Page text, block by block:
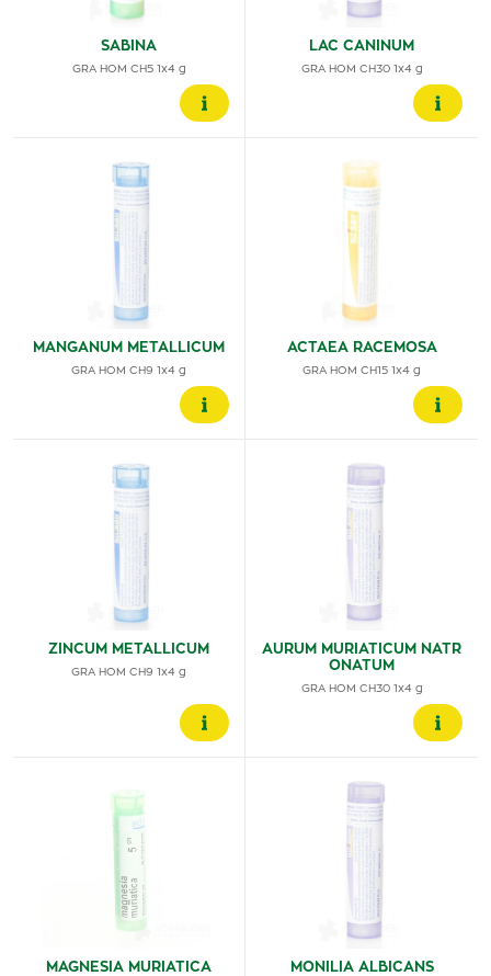
SABINA
GRA HOM CH5 1x4 g
LAC CANINUM
GRA HOM CH30 1x4 g
MANGANUM METALLICUM
GRA HOM CH9 1x4 g
ACTAEA RACEMOSA
GRA HOM CH15 1x4 g
ZINCUM METALLICUM
GRA HOM CH9 1x4 g
AURUM MURIATICUM NATR
ONATUM
GRA HOM CH30 1x4 g
MAGNESIA MURIATICA MONILIA ALBICANS